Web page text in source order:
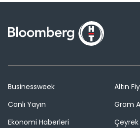
Businessweek
Canlı Yayın
Ekonomi Haberleri
Altın
Gram
Çeyrek